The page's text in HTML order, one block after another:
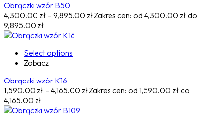
Obrączki wzór B50
4,300.00 zł – 9,895.00 złZakres cen: od 4,300.00 zł do
9,895.00 zł
Select options
Zobacz
Obrączki wzór K16
1,590.00 zł – 4,165.00 złZakres cen: od 1,590.00 zł do
4,165.00 zł